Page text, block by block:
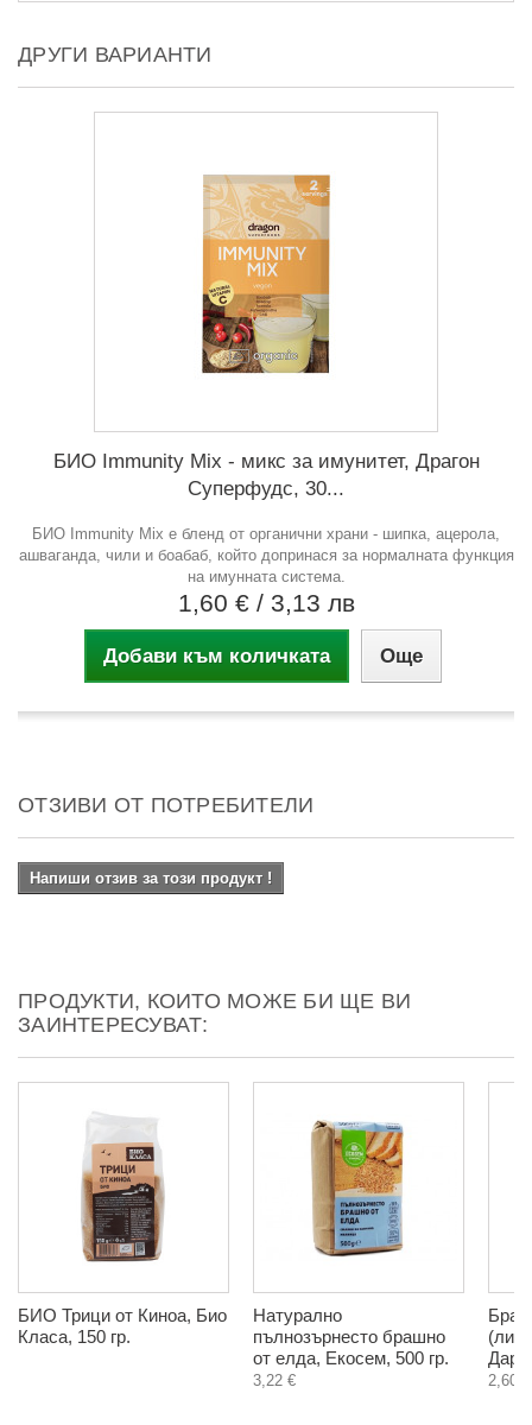
ДРУГИ ВАРИАНТИ
БИО Immunity Mix - микс за имунитет, Драгон
Суперфудс, 30...
БИО Immunity Mix е бленд от органични храни - шипка, ацерола,
ашваганда, чили и боабаб, който допринася за нормалната функция
на имунната система.
1,60 € / 3,13 лв
Добави към количката Още
ОТЗИВИ ОТ ПОТРЕБИТЕЛИ
Напиши отзив за този продукт !
ПРОДУКТИ, КОИТО МОЖЕ БИ ЩЕ ВИ
ЗАИНТЕРЕСУВАТ:
БИО Трици от Киноа, Био
Класа, 150 гр.
Натурално
пълнозърнесто брашно
от елда, Екосем, 500 гр.
3,22 € 2,60 €